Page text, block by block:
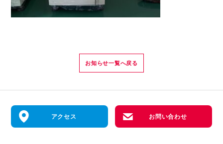
お知らせ一覧へ戻る
アクセス お問い合わせ